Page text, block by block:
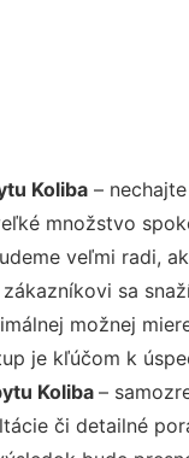
Koliba –
množstvo
veľmi radi,
sa
možnej
je kľúčom k
Koliba –
či detailné